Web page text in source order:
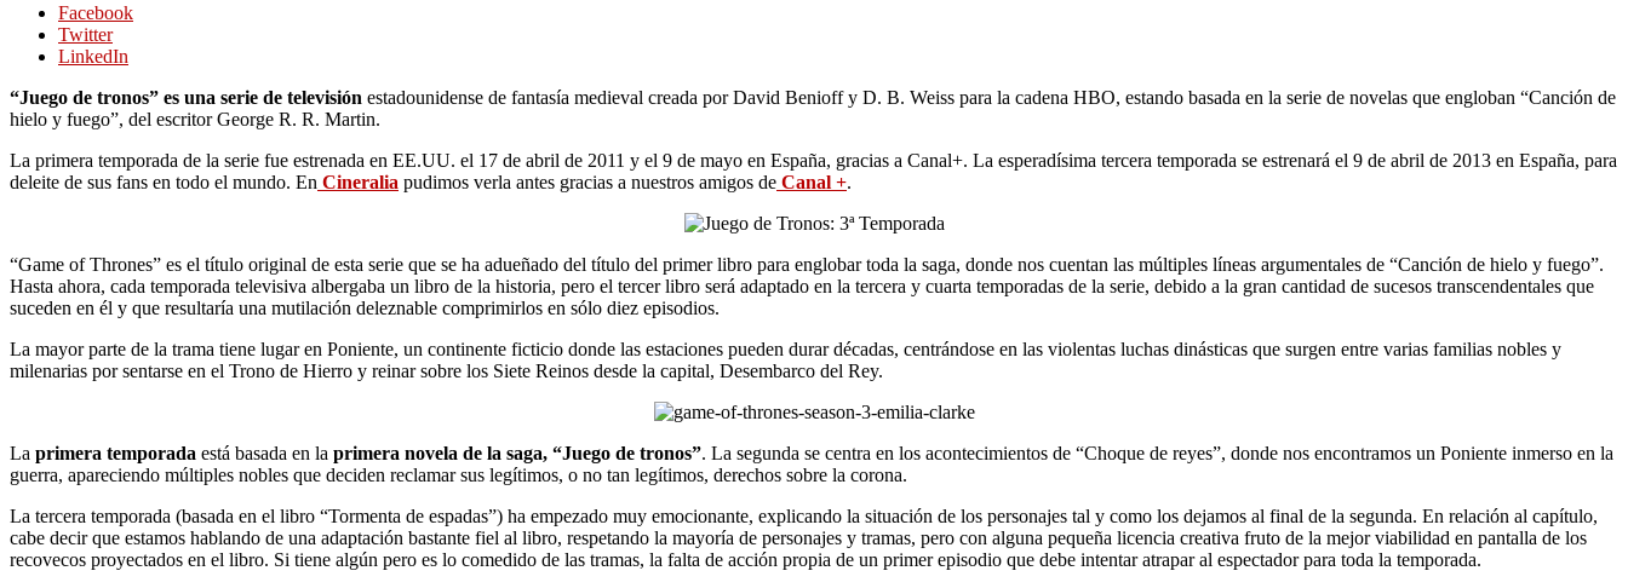
Facebook
Twitter
LinkedIn
“Juego de tronos” es una serie de televisión estadounidense de fantasía medieval creada por David Benioff y D. B. Weiss para la cadena HBO, estando basada en la serie de novelas que engloban “Canción de
hielo y fuego”, del escritor George R. R. Martin.
La primera temporada de la serie fue estrenada en EE.UU. el 17 de abril de 2011 y el 9 de mayo en España, gracias a Canal+. La esperadísima tercera temporada se estrenará el 9 de abril de 2013 en España, para
deleite de sus fans en todo el mundo. En Cineralia pudimos verla antes gracias a nuestros amigos de Canal +.
“Game of Thrones” es el título original de esta serie que se ha adueñado del título del primer libro para englobar toda la saga, donde nos cuentan las múltiples líneas argumentales de “Canción de hielo y fuego”.
Hasta ahora, cada temporada televisiva albergaba un libro de la historia, pero el tercer libro será adaptado en la tercera y cuarta temporadas de la serie, debido a la gran cantidad de sucesos transcendentales que
suceden en él y que resultaría una mutilación deleznable comprimirlos en sólo diez episodios.
La mayor parte de la trama tiene lugar en Poniente, un continente ficticio donde las estaciones pueden durar décadas, centrándose en las violentas luchas dinásticas que surgen entre varias familias nobles y
milenarias por sentarse en el Trono de Hierro y reinar sobre los Siete Reinos desde la capital, Desembarco del Rey.
La primera temporada está basada en la primera novela de la saga, “Juego de tronos”. La segunda se centra en los acontecimientos de “Choque de reyes”, donde nos encontramos un Poniente inmerso en la
guerra, apareciendo múltiples nobles que deciden reclamar sus legítimos, o no tan legítimos, derechos sobre la corona.
La tercera temporada (basada en el libro “Tormenta de espadas”) ha empezado muy emocionante, explicando la situación de los personajes tal y como los dejamos al final de la segunda. En relación al capítulo,
cabe decir que estamos hablando de una adaptación bastante fiel al libro, respetando la mayoría de personajes y tramas, pero con alguna pequeña licencia creativa fruto de la mejor viabilidad en pantalla de los
recovecos proyectados en el libro. Si tiene algún pero es lo comedido de las tramas, la falta de acción propia de un primer episodio que debe intentar atrapar al espectador para toda la temporada.